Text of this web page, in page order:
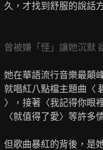
久，才找到舒服的說話
曾被嫌「怪」讓她沉默
她在華語流行音樂最顛
就唱紅八點檔主題曲〈
〉，接著〈我記得你眼
〈就值得了愛〉等許多
但歌曲暴紅的背後，是